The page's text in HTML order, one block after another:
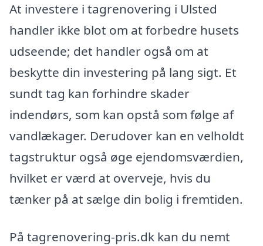
At investere i tagrenovering i Ulsted
handler ikke blot om at forbedre husets
udseende; det handler også om at
beskytte din investering på lang sigt. Et
sundt tag kan forhindre skader
indendørs, som kan opstå som følge af
vandlækager. Derudover kan en velholdt
tagstruktur også øge ejendomsværdien,
hvilket er værd at overveje, hvis du
tænker på at sælge din bolig i fremtiden.
På tagrenovering-pris.dk kan du nemt